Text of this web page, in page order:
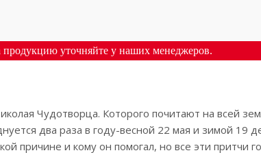
уточняйте у наших менеджеров.
Чудотворца. Которого почитают на всей
два раза в году-весной 22 мая и зимой 19
причине и кому он помогал, но все эти притчи